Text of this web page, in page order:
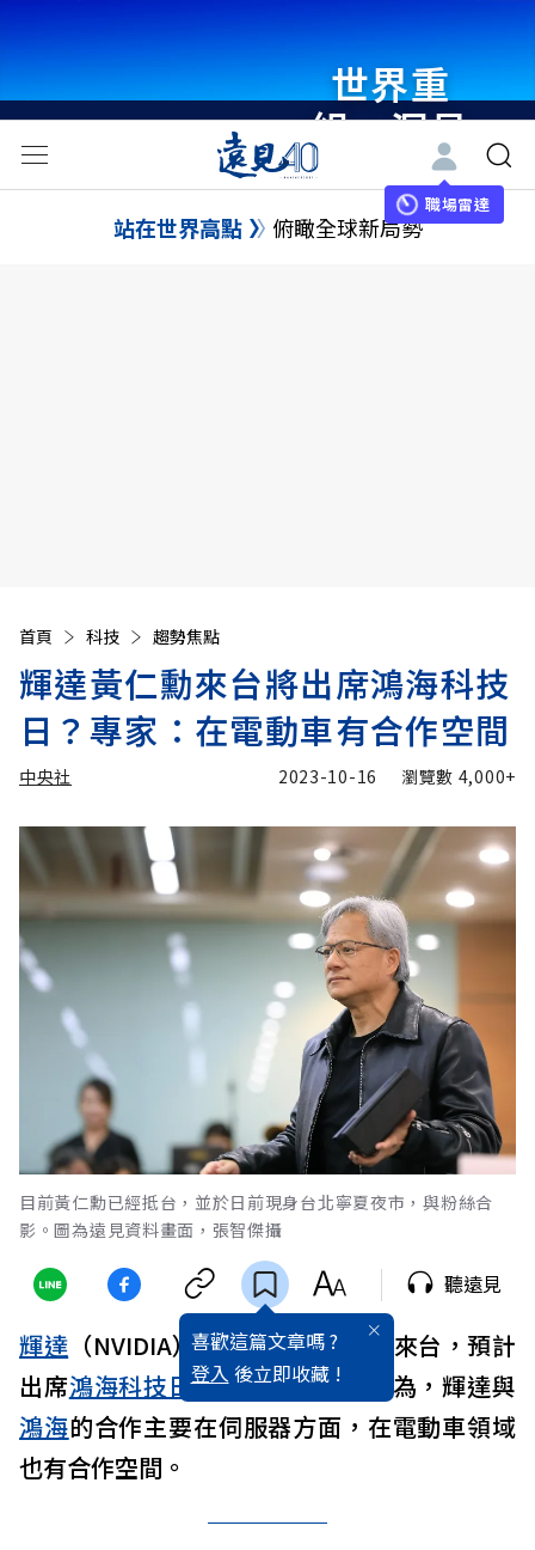
世界重
組・洞見
未來 與
世界領袖
職場雷達
站在世界高點 俯瞰全球新局勢
首頁 科技 趨勢焦點
輝達黃仁勳來台將出席鴻海科技
日？專家：在電動車有合作空間
中央社 2023-10-16 瀏覽數 4,000+
目前黃仁勳已經抵台，並於日前現身台北寧夏夜市，與粉絲合
影。圖為遠見資料畫面，張智傑攝
喜歡這篇文章嗎 ?
登入 後立即收藏 !
聽遠見
輝達 （NVIDIA）執行長黃仁勳
再度來台，預計
出席鴻海科技日活動。產業專家認為，輝達與
鴻海的合作主要在伺服器方面，在電動車領域
也有合作空間。